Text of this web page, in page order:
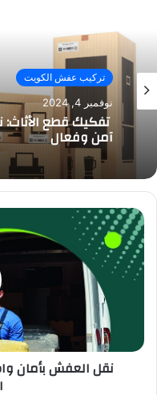
تركيب عفش الكويت
نوفمبر 4, 2024
تفكيك قطع
آمن وفعال
نقل العفش بأمان